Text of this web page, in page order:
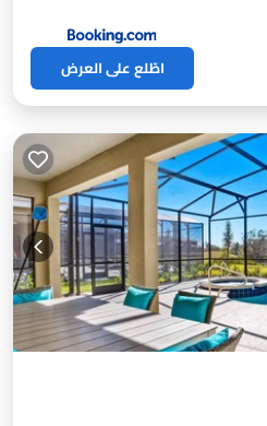
اطّلع على العرض